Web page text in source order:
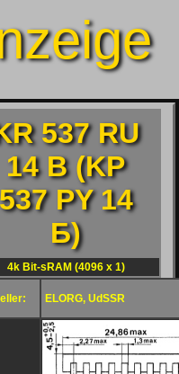
537 RU
14 B (KP
537 PY 14
Б)
4k Bit-sRAM (4096 x 1)
ELORG, UdSSR